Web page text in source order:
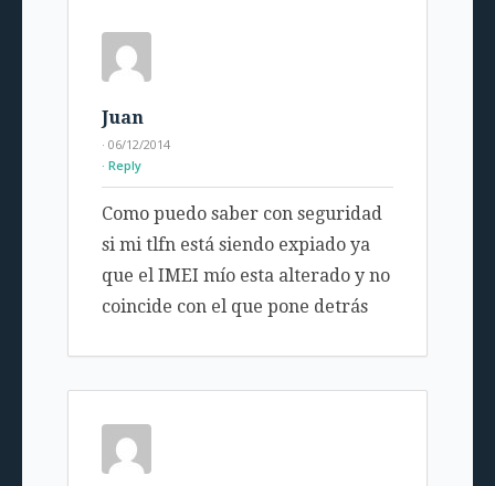
Juan
· 06/12/2014
Reply
Como puedo saber con seguridad
si mi tlfn está siendo expiado ya
que el IMEI mío esta alterado y no
coincide con el que pone detrás